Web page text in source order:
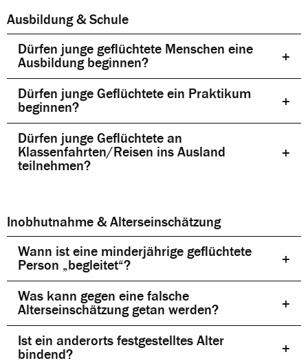
Ausbildung & Schule
Dürfen junge geflüchtete Menschen eine
Ausbildung beginnen?
Dürfen junge Geflüchtete ein Praktikum
beginnen?
Dürfen junge Geflüchtete an
Klassenfahrten/Reisen ins Ausland
teilnehmen?
Inobhutnahme & Alterseinschätzung
Wann ist eine minderjährige geflüchtete
Person „begleitet“?
Was kann gegen eine falsche
Alterseinschätzung getan werden?
Ist ein anderorts festgestelltes Alter
bindend?